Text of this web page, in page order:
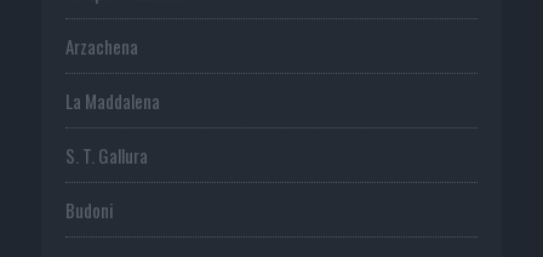
Arzachena
La Maddalena
S. T. Gallura
Budoni